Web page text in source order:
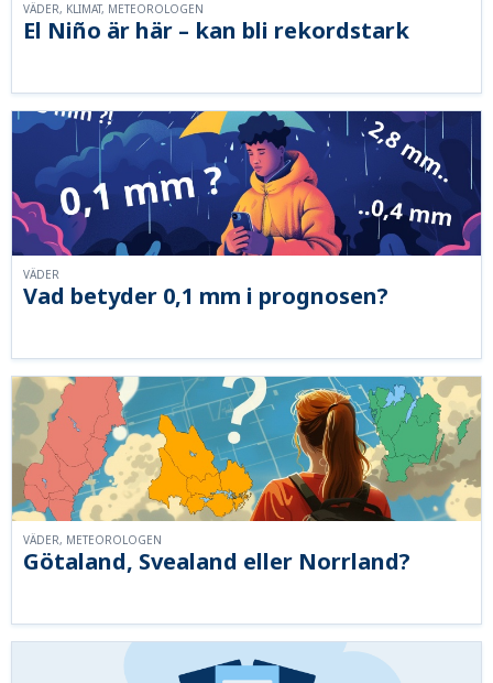
El Niño är här – kan bli rekordstark
VÄDER, KLIMAT, METEOROLOGEN
Vad betyder 0,1 mm i prognosen?
VÄDER
Götaland, Svealand eller Norrland?
VÄDER, METEOROLOGEN